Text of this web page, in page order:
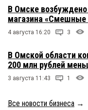
В Омске
магазина
4 августа 16:20 3
В Омской области
200 млн рублей
3 августа 11:43 1
Все новости бизнеса →